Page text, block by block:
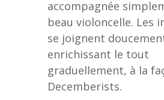
accompagnée
beau violoncelle. Les
se joignent
enrichissant le tout
graduellement, à la
Decemberists.